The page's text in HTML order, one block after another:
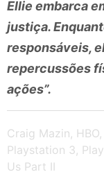
Ellie embarca
justiça.
responsáveis,
repercussões
ações”.
Craig Mazin HBO
Playstation 3
Us Part II